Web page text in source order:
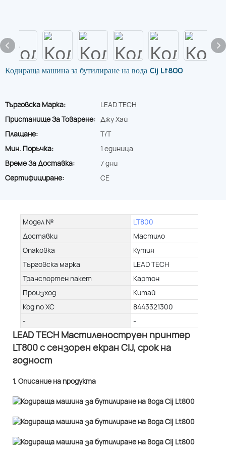
Кодираща машина за бутилиране на вода Cij Lt800
Търговска Марка:
LEAD TECH
Пристанище За Товарене: Джу Хай
Плащане:
T/T
Мин. Поръчка:
1 единица
Време За Доставка:
7 дни
Сертифициране:
CE
Модел №
LT800
Доставки
Мастило
Опаковка
Кутия
Търговска марка
LEAD TECH
Транспортен пакет
Картон
Произход
Китай
Код по ХС
8443321300
-
-
LEAD TECH Мастиленоструен принтер
LT800 с сензорен екран CIJ, срок на
годност
1. Описание на продукта